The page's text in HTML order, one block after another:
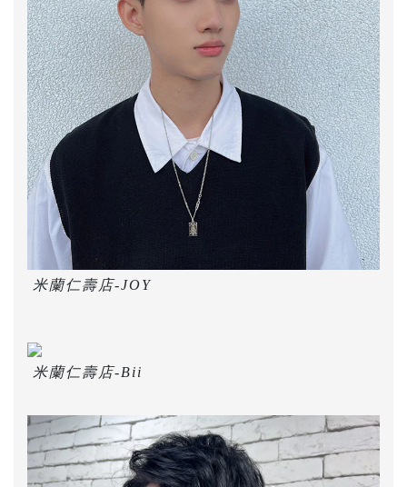
米蘭仁壽店-JOY
米蘭仁壽店-Bii